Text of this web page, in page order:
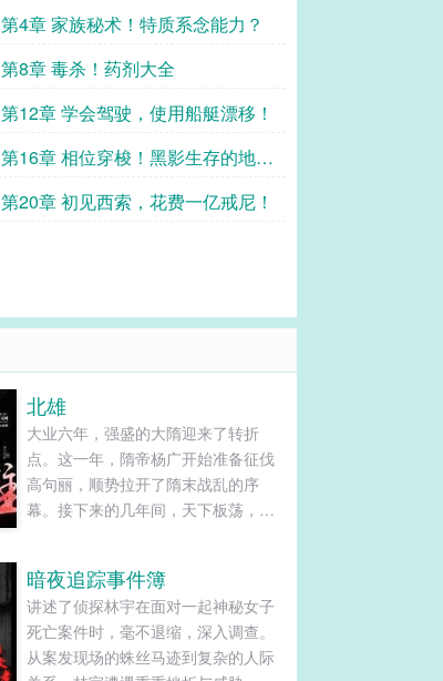
第4章 家族秘术！特质系念能力？
第8章 毒杀！药剂大全
第12章 学会驾驶，使用船艇漂移！
第16章 相位穿梭！黑影生存的地
方？
第20章 初见西索，花费一亿戒尼！
北雄
大业六年，强盛的大隋迎来了转折
点。这一年，隋帝杨广开始准备征伐
高句丽，顺势拉开了隋末战乱的序
幕。接下来的几年间，天下板荡，群
登场，逐鹿天下。北方突厥汗国，雄
踞漠北，虎视眈眈。内忧外患之下，
一个强大的帝国，最终轰然崩塌。这
是个最具传奇色彩的时代，也同样是
暗夜追踪事件簿
讲述了侦探林宇在面对一起神秘女子
死亡案件时，毫不退缩，深入调查。
从案发现场的蛛丝马迹到复杂的人际